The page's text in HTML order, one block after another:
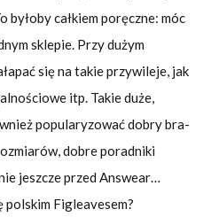
byłoby całkiem poręczne: móc
sklepie. Przy dużym
się na takie przywileje, jak
itp. Takie duże,
popularyzować dobry bra-
dobre poradniki
jeszcze przed Answear…
polskim Figleavesem?